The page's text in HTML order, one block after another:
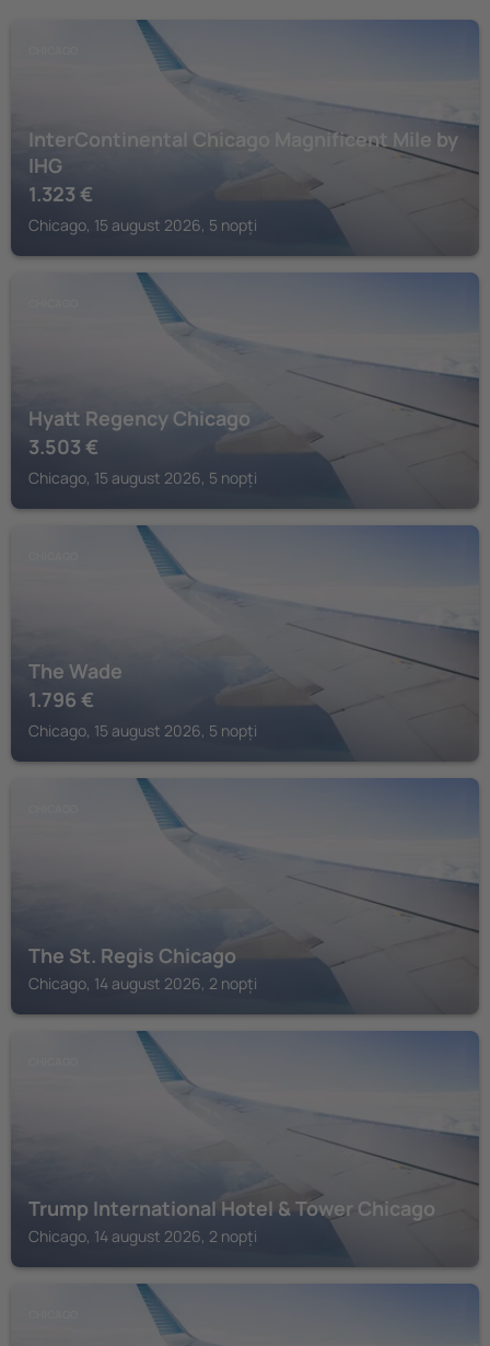
InterContinental Chicago Magnificent Mile by
IHG
1.323 €
Chicago, 15 august 2026, 5 nopți
Hyatt Regency Chicago
3.503 €
Chicago, 15 august 2026, 5 nopți
The Wade
1.796 €
Chicago, 15 august 2026, 5 nopți
The St. Regis Chicago
Chicago, 14 august 2026, 2 nopți
Trump International Hotel & Tower Chicago
Chicago, 14 august 2026, 2 nopți